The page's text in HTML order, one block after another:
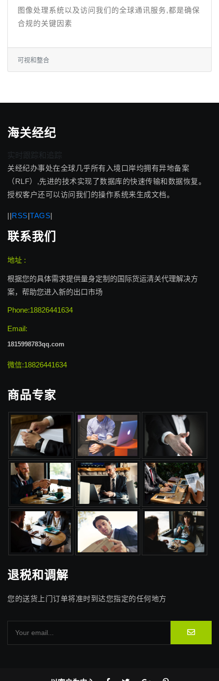
图像处理系统以及访问我们的全球通讯服务,都是确保
合规的关键因素
可视和整合
海关经纪
实时跟踪和追踪
关经纪办事处在全球几乎所有入境口岸均拥有异地备案
（RLF）,先进的技术实现了数据库的快速传输和数据恢复。
授权客户还可以访问我们的操作系统来生成文档。
||RSS|TAGS|
联系我们
地址 :
根据您的具体需求提供量身定制的国际货运清关代理解决方
案，帮助您进入新的出口市场
Phone:18826441634
Email:
1815998783qq.com
微信:18826441634
商品专家
退税和调解
您的送货上门订单将准时到达您指定的任何地方